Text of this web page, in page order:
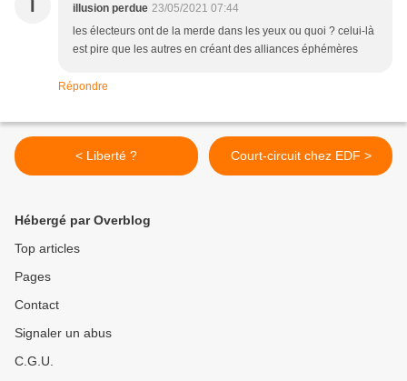
I illusion perdue 23/05/2021 07:44
les électeurs ont de la merde dans les yeux ou quoi ? celui-là
est pire que les autres en créant des alliances éphémères
Répondre
< Liberté ? Court-circuit chez EDF >
Hébergé par Overblog
Top articles
Pages
Contact
Signaler un abus
C.G.U.